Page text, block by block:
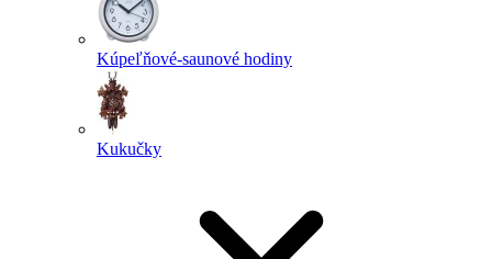
Kúpeľňové-saunové hodiny
Kukučky